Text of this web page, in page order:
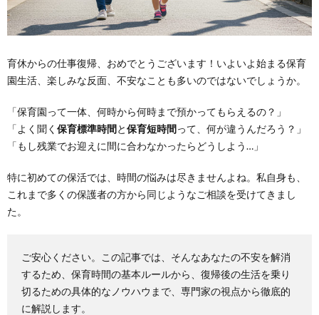
育休からの仕事復帰、おめでとうございます！いよいよ始まる保育
園生活、楽しみな反面、不安なことも多いのではないでしょうか。
「保育園って一体、何時から何時まで預かってもらえるの？」
「よく聞く 保育標準時間と保育短時間って、何が違うんだろう？」
「もし残業でお迎えに間に合わなかったらどうしよう…」
特に初めての保活では、時間の悩みは尽きませんよね。私自身も、
これまで多くの保護者の方から同じようなご相談を受けてきまし
た。
ご安心ください。この記事では、そんなあなたの不安を解消
するため、保育時間の基本ルールから、復帰後の生活を乗り
切るための具体的なノウハウまで、専門家の視点から徹底的
に解説します。